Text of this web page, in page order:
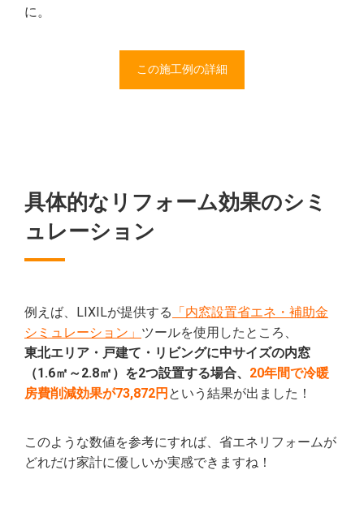
に。
この施工例の詳細
具体的なリフォーム効果のシミ
ュレーション
例えば、LIXILが提供する 「内窓設置省エネ・補助金
シミュレーション」 ツールを使用したところ、
東北エリア・戸建て・リビングに中サイズの内窓
（1.6㎡～2.8㎡）を2つ設置する場合、 20年間で冷暖
房費削減効果が73,872円 という結果が出ました！
このような数値を参考にすれば、省エネリフォームが
どれだけ家計に優しいか実感できますね！